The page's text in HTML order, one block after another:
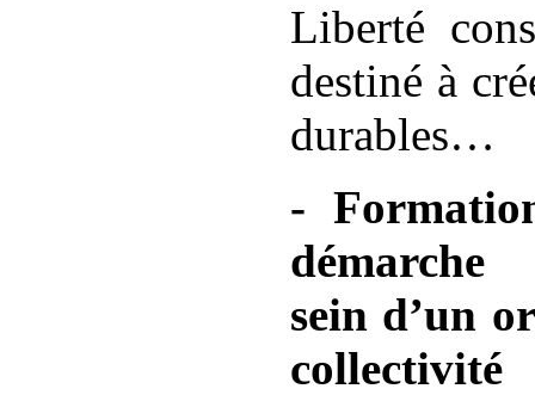
Liberté
destiné à
durables…
-
sein d’un